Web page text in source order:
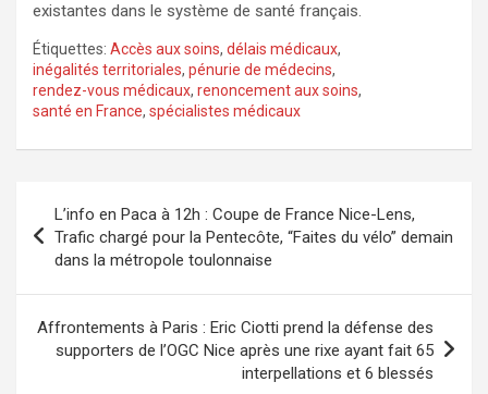
existantes dans le système de santé français.
Étiquettes: Accès aux soins, délais médicaux,
inégalités territoriales, pénurie de médecins,
rendez-vous médicaux, renoncement aux soins,
santé en France, spécialistes médicaux
de
l’article
L’info en Paca à 12h : Coupe de France Nice-Lens,
Trafic chargé pour la Pentecôte, “Faites du vélo” demain
dans la métropole toulonnaise
Affrontements à Paris : Eric Ciotti prend la défense des
supporters de l’OGC Nice après une rixe ayant fait 65
interpellations et 6 blessés